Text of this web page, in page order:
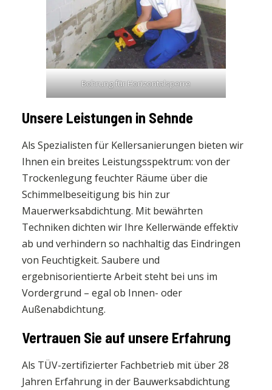
Bohrung für Horizontalsperre
Unsere Leistungen in Sehnde
Als Spezialisten für Kellersanierungen bieten wir
Ihnen ein breites Leistungsspektrum: von der
Trockenlegung feuchter Räume über die
Schimmelbeseitigung bis hin zur
Mauerwerksabdichtung. Mit bewährten
Techniken dichten wir Ihre Kellerwände effektiv
ab und verhindern so nachhaltig das Eindringen
von Feuchtigkeit. Saubere und
ergebnisorientierte Arbeit steht bei uns im
Vordergrund – egal ob Innen- oder
Außenabdichtung.
Vertrauen Sie auf unsere Erfahrung
Als TÜV-zertifizierter Fachbetrieb mit über 28
Jahren Erfahrung in der Bauwerksabdichtung